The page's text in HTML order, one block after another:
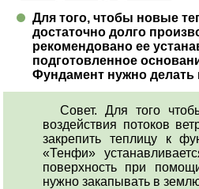
Для того, чтобы новые
достаточно долго
рекомендовано ее
подготовленное
Фундамент нужно делать
Совет. Для того
воздействия потоков
закрепить теплицу к
«Тенфи»
поверхность при
нужно закапывать в